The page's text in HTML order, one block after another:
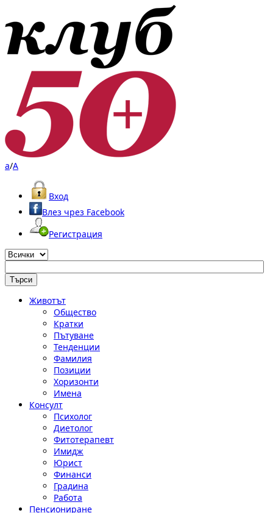
a/A
Вход
Влез чрез Facebook
Регистрация
Животът
Общество
Кратки
Пътуване
Тенденции
Фамилия
Позиции
Хоризонти
Имена
Консулт
Психолог
Диетолог
Фитотерапевт
Имидж
Юрист
Финанси
Градина
Работа
Пенсиониране